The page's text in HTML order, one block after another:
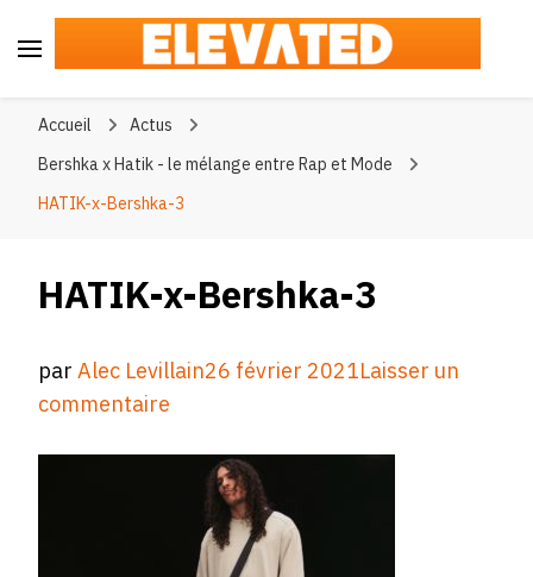
Accueil
Actus
Bershka x Hatik - le mélange entre Rap et Mode
HATIK-x-Bershka-3
HATIK-x-Bershka-3
parAlec Levillain26 février 2021Laisser un
commentaire
Bershka-